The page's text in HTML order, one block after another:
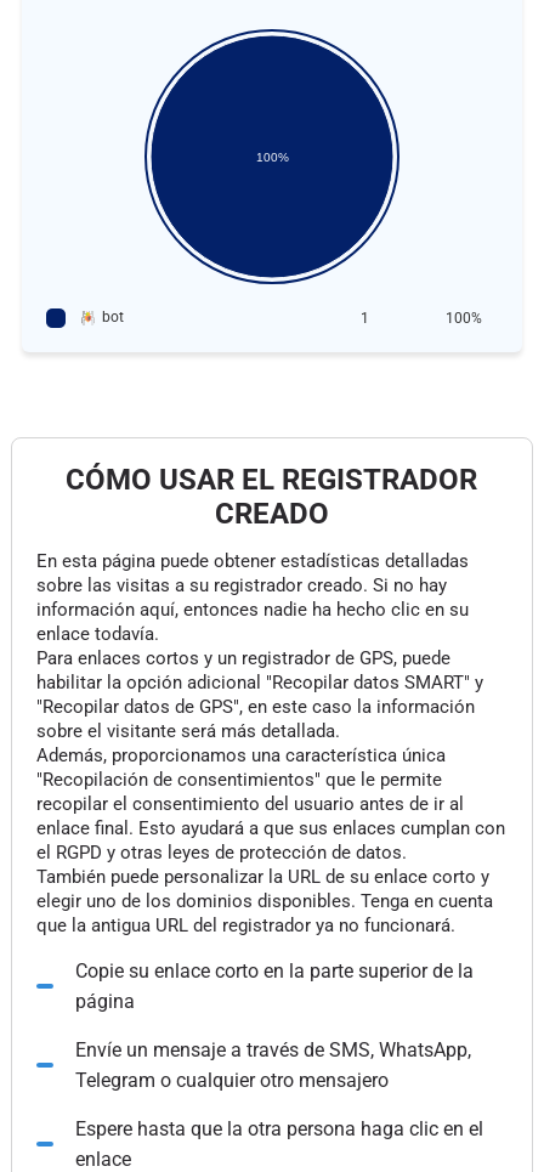
100%
bot 1 100%
CÓMO USAR EL REGISTRADOR
CREADO
En esta página puede obtener estadísticas detalladas
sobre las visitas a su registrador creado. Si no hay
información aquí, entonces nadie ha hecho clic en su
enlace todavía.
Para enlaces cortos y un registrador de GPS, puede
habilitar la opción adicional "Recopilar datos SMART" y
"Recopilar datos de GPS", en este caso la información
sobre el visitante será más detallada.
Además, proporcionamos una característica única
"Recopilación de consentimientos" que le permite
recopilar el consentimiento del usuario antes de ir al
enlace final. Esto ayudará a que sus enlaces cumplan con
el RGPD y otras leyes de protección de datos.
También puede personalizar la URL de su enlace corto y
elegir uno de los dominios disponibles. Tenga en cuenta
que la antigua URL del registrador ya no funcionará.
Copie su enlace corto en la parte superior de la
página
Envíe un mensaje a través de SMS, WhatsApp,
Telegram o cualquier otro mensajero
Espere hasta que la otra persona haga clic en el
enlace